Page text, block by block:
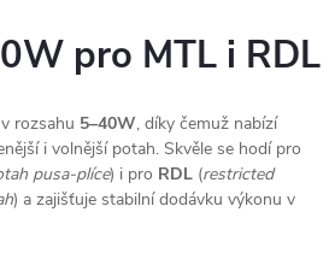
pro MTL i RDL
rozsahu 5–40W, díky čemuž nabízí
i volnější potah. Skvěle se hodí pro
pusa-plíce) i pro RDL (restricted
) a zajišťuje stabilní dodávku výkonu v